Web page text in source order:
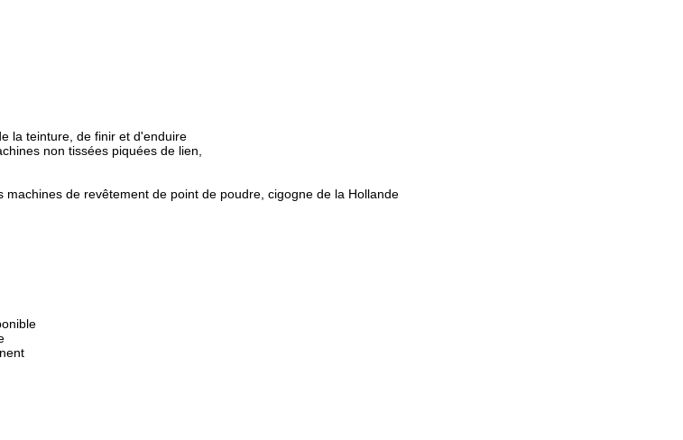
la teinture, de finir et d'enduire
non tissées piquées de lien,
de revêtement de point de poudre, cigogne de la Hollande